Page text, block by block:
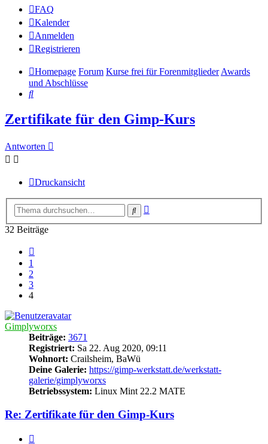
FAQ
Kalender
Anmelden
Registrieren
Homepage Forum Kurse frei für ForenmitgliederAwards
und Abschlüsse
Suche
Zertifikate für den Gimp-Kurs
Antworten
Druckansicht
Suche
32 Beiträge
1
2
3
4
Gimplyworxs
Beiträge: 3671
Registriert: Sa 22. Aug 2020, 09:11
Wohnort: Crailsheim, BaWü
Deine Galerie: https://gimp-werkstatt.de/werkstatt-
galerie/gimplyworxs
Betriebssystem: Linux Mint 22.2 MATE
Re: Zertifikate für den Gimp-Kurs